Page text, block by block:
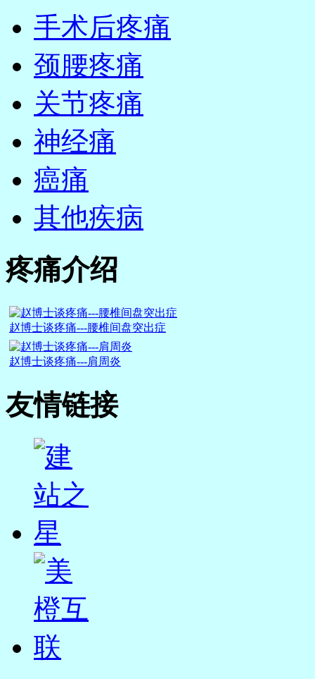
手术后疼痛
颈腰疼痛
关节疼痛
神经痛
癌痛
其他疾病
疼痛介绍
赵博士谈疼痛---腰椎间盘突出症
赵博士谈疼痛---肩周炎
友情链接